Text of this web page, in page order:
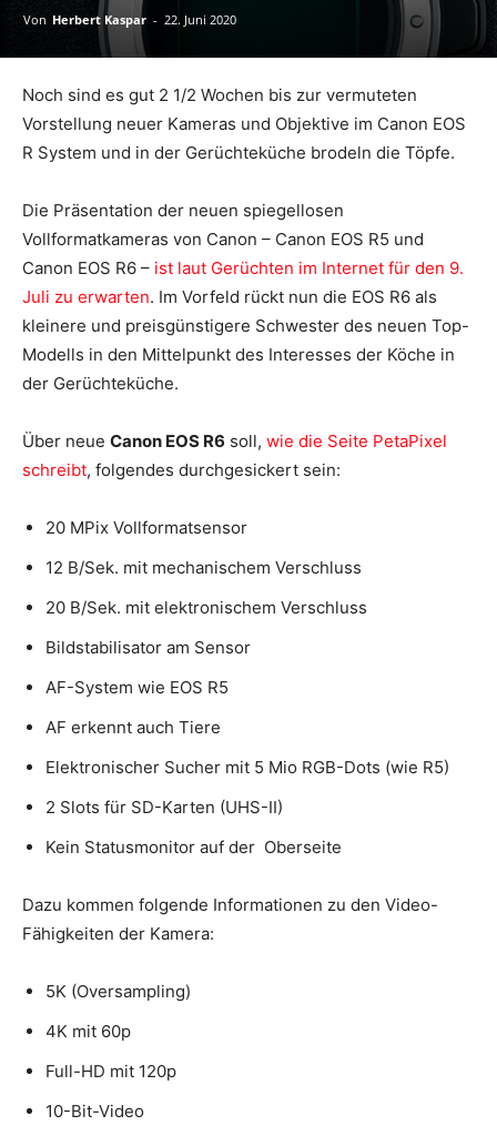
Von Herbert Kaspar - 22. Juni 2020
Noch sind es gut 2 1/2 Wochen bis zur vermuteten
Vorstellung neuer Kameras und Objektive im Canon EOS
R System und in der Gerüchteküche brodeln die Töpfe.
Die Präsentation der neuen spiegellosen
Vollformatkameras von Canon – Canon EOS R5 und
Canon EOS R6 – ist laut Gerüchten im Internet für den 9.
Juli zu erwarten. Im Vorfeld rückt nun die EOS R6 als
kleinere und preisgünstigere Schwester des neuen Top-
Modells in den Mittelpunkt des Interesses der Köche in
der Gerüchteküche.
Über neue Canon EOS R6 soll, wie die Seite PetaPixel
schreibt, folgendes durchgesickert sein:
20 MPix Vollformatsensor
12 B/Sek. mit mechanischem Verschluss
20 B/Sek. mit elektronischem Verschluss
Bildstabilisator am Sensor
AF-System wie EOS R5
AF erkennt auch Tiere
Elektronischer Sucher mit 5 Mio RGB-Dots (wie R5)
2 Slots für SD-Karten (UHS-II)
Kein Statusmonitor auf der Oberseite
Dazu kommen folgende Informationen zu den Video-
Fähigkeiten der Kamera:
5K (Oversampling)
4K mit 60p
Full-HD mit 120p
10-Bit-Video